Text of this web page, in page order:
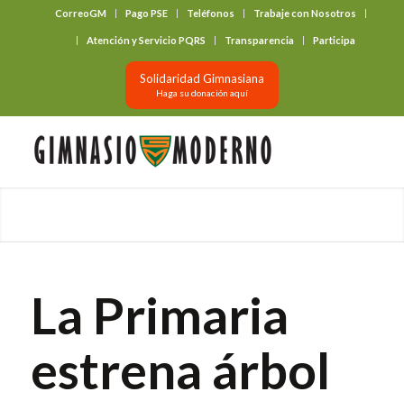
CorreoGM Pago PSE Teléfonos Trabaje con Nosotros
Atención y Servicio PQRS Transparencia Participa
Solidaridad Gimnasiana
Haga su donación aquí
La Primaria
estrena árbol